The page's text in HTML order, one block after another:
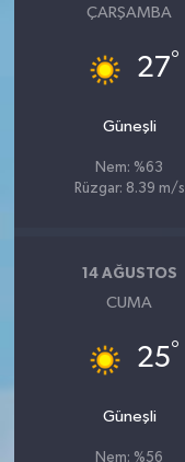
ÇARŞAMBA
27°
Güneşli
Nem: %63
Rüzgar: 8.39 m/s
14 AĞUSTOS
CUMA
25°
Güneşli
Nem: %56